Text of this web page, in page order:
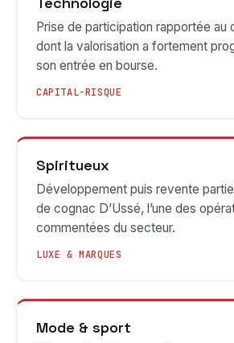
Prise de participation rapportée au
dont la valorisation a fortement
son entrée en bourse.
CAPITAL-RISQUE
Spiritueux
Développement puis revente
de cognac D’Ussé, l’une des
commentées du secteur.
LUXE & MARQUES
Mode & sport